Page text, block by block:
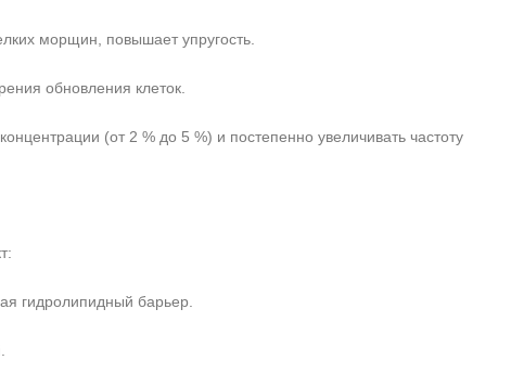
морщин, повышает упругость.
обновления клеток.
(от 2 % до 5 %) и постепенно увеличивать частоту
гидролипидный барьер.